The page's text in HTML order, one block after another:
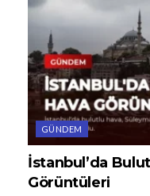
GÜNDEM
İstanbul’da
Görüntüleri